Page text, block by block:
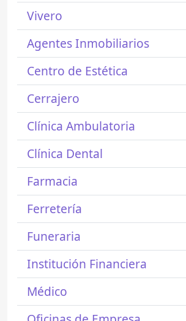
Vivero
Agentes Inmobiliarios
Centro de Estética
Cerrajero
Clínica Ambulatoria
Clínica Dental
Farmacia
Ferretería
Funeraria
Institución Financiera
Médico